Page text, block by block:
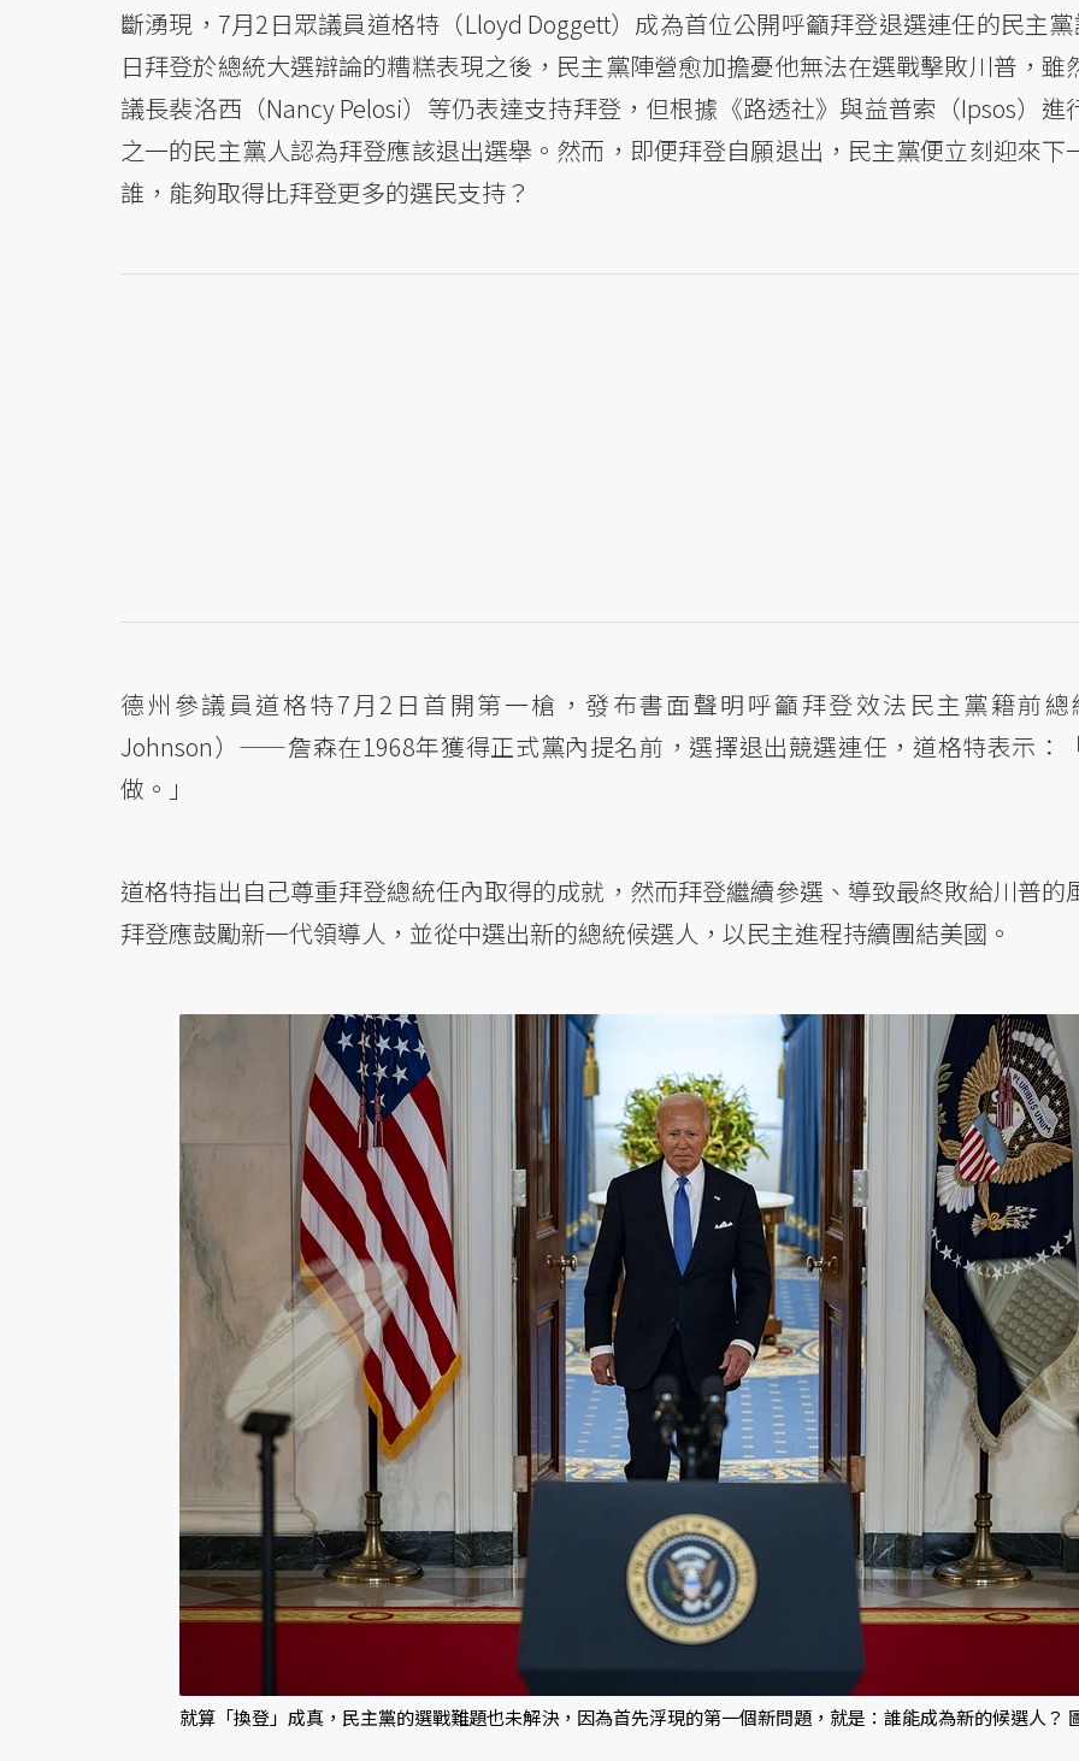
斷湧現，7月2日眾議員道格特（Lloyd Doggett）成為首位公開呼籲拜登退選連任的民主
日拜登於總統大選辯論的糟糕表現之後，民主黨陣營愈加擔憂他無法在選戰擊敗川普，雖
議長裴洛西（Nancy Pelosi）等仍表達支持拜登，但根據《路透社》與益普索（Ipsos）進
之一的民主黨人認為拜登應該退出選舉。然而，即便拜登自願退出，民主黨便立刻迎來下
誰，能夠取得比拜登更多的選民支持？
德州參議員道格特7月2日首開第一槍，發布書面聲明呼籲拜登效法民主黨籍前總
Johnson）——詹森在1968年獲得正式黨內提名前，選擇退出競選連任，道格特表示：
做。」
道格特指出自己尊重拜登總統任內取得的成就，然而拜登繼續參選、導致最終敗給川普的
拜登應鼓勵新一代領導人，並從中選出新的總統候選人，以民主進程持續團結美國。
就算「換登」成真，民主黨的選戰難題也未解決，因為首先浮現的第一個新問題，就是：誰能成為新的候選人？